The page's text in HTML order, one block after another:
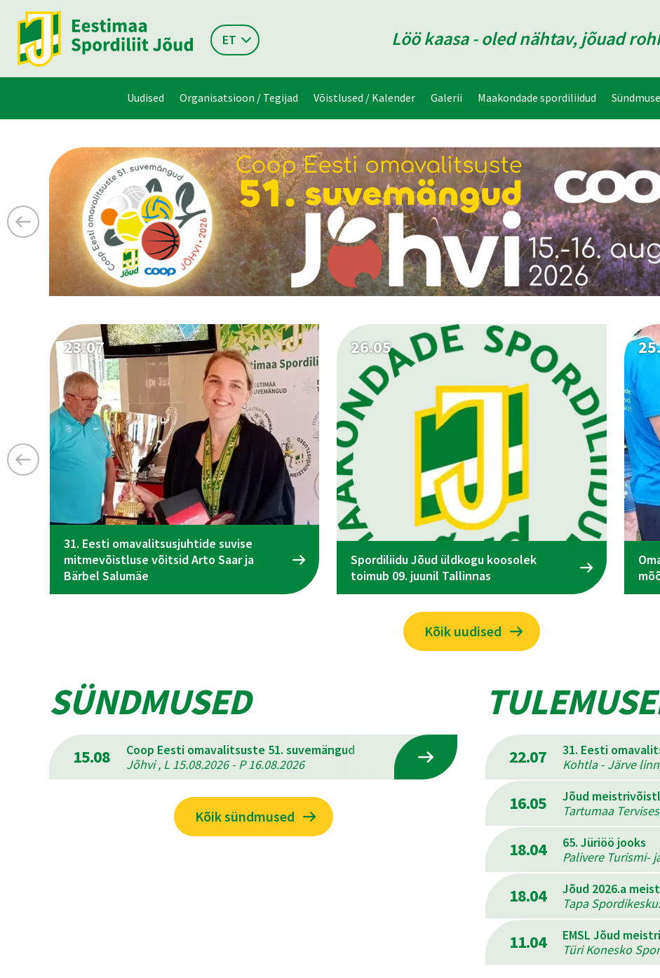
ET Löö kaasa - oled nähtav, jõuad
Uudised Organisatsioon / Tegijad Võistlused / Kalender Galerii Maakondade spordiliidud
23.07
31. Eesti omavalitsusjuhtide suvise
mitmevõistluse võitsid Arto Saar ja
Bärbel Salumäe
26.05
Spordiliidu Jõud üldkogu koosolek
toimub 09. juunil Tallinnas
Kõik uudised
SÜNDMUSED
15.08
Coop Eesti omavalitsuste 51. suvemängud
Jõhvi , L 15.08.2026 - P 16.08.2026
Kõik sündmused
22.07
31. Eesti
Kohtla - Järve
16.05
Jõud
Tartumaa
18.04
65. Jüriöö jooks
Palivere Turismi-
18.04
Jõud 2026.a
Tapa
11.04
EMSL Jõud
Türi Konesko